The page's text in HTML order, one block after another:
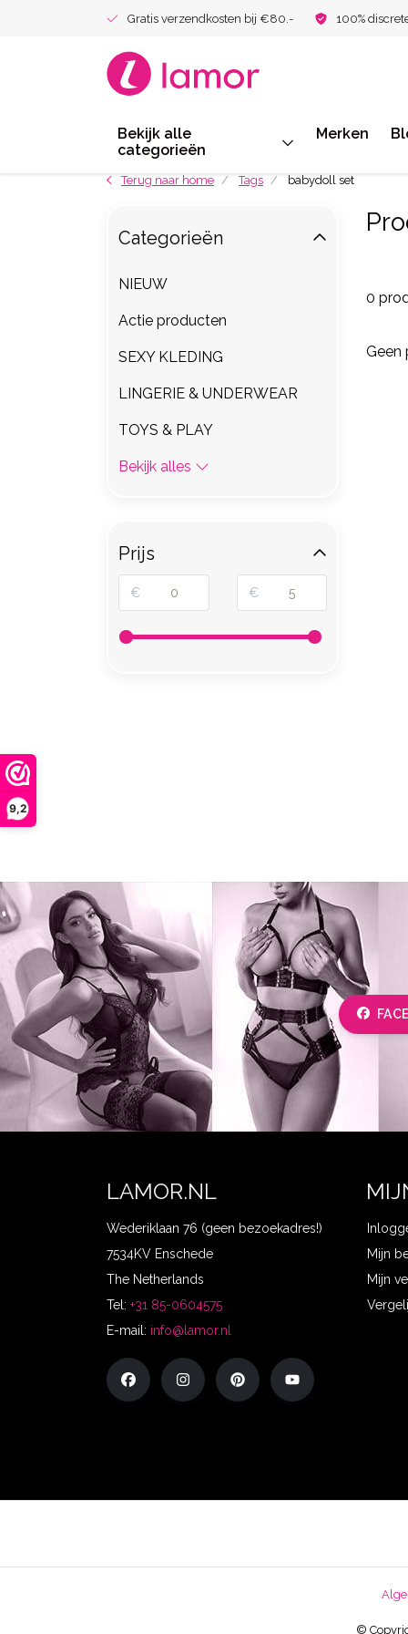
9,2
Gratis verzendkosten bij €80.- 100%
Bekijk alle
categorieën
Merken
Terug naar home Tags babydoll set
0
Geen
Categorieën
NIEUW
Actie producten
SEXY KLEDING
LINGERIE & UNDERWEAR
TOYS & PLAY
Bekijk alles
Prijs
€ €
LAMOR.NL
Wederiklaan 76 (geen bezoekadres!)
7534KV Enschede
The Netherlands
Tel: +31 85-0604575
E-mail: info@lamor.nl
Mijn
Mijn
©